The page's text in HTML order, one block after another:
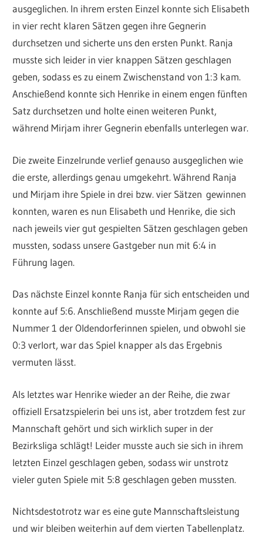
ausgeglichen. In ihrem ersten Einzel konnte sich Elisabeth
in vier recht klaren Sätzen gegen ihre Gegnerin
durchsetzen und sicherte uns den ersten Punkt. Ranja
musste sich leider in vier knappen Sätzen geschlagen
geben, sodass es zu einem Zwischenstand von 1:3 kam.
Anschießend konnte sich Henrike in einem engen fünften
Satz durchsetzen und holte einen weiteren Punkt,
während Mirjam ihrer Gegnerin ebenfalls unterlegen war.
Die zweite Einzelrunde verlief genauso ausgeglichen wie
die erste, allerdings genau umgekehrt. Während Ranja
und Mirjam ihre Spiele in drei bzw. vier Sätzen gewinnen
konnten, waren es nun Elisabeth und Henrike, die sich
nach jeweils vier gut gespielten Sätzen geschlagen geben
mussten, sodass unsere Gastgeber nun mit 6:4 in
Führung lagen.
Das nächste Einzel konnte Ranja für sich entscheiden und
konnte auf 5:6. Anschließend musste Mirjam gegen die
Nummer 1 der Oldendorferinnen spielen, und obwohl sie
0:3 verlort, war das Spiel knapper als das Ergebnis
vermuten lässt.
Als letztes war Henrike wieder an der Reihe, die zwar
offiziell Ersatzspielerin bei uns ist, aber trotzdem fest zur
Mannschaft gehört und sich wirklich super in der
Bezirksliga schlägt! Leider musste auch sie sich in ihrem
letzten Einzel geschlagen geben, sodass wir unstrotz
vieler guten Spiele mit 5:8 geschlagen geben mussten.
Nichtsdestotrotz war es eine gute Mannschaftsleistung
und wir bleiben weiterhin auf dem vierten Tabellenplatz.